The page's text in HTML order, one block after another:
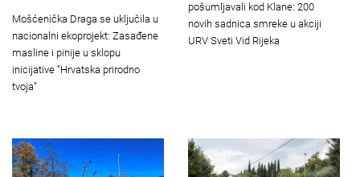
Mošćenička Draga se uključila u
nacionalni ekoprojekt: Zasađene
masline i pinije u sklopu
inicijative “Hrvatska prirodno
tvoja”
pošumljavali kod Klane: 200
novih sadnica smreke u akciji
URV Sveti Vid Rijeka